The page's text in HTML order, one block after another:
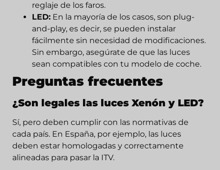
reglaje de los faros.
LED: En la mayoría de los casos, son plug-
and-play, es decir, se pueden instalar
fácilmente sin necesidad de modificaciones.
Sin embargo, asegúrate de que las luces
sean compatibles con tu modelo de coche.
Preguntas frecuentes
¿Son legales las luces Xenón y LED?
Sí, pero deben cumplir con las normativas de
cada país. En España, por ejemplo, las luces
deben estar homologadas y correctamente
alineadas para pasar la ITV.